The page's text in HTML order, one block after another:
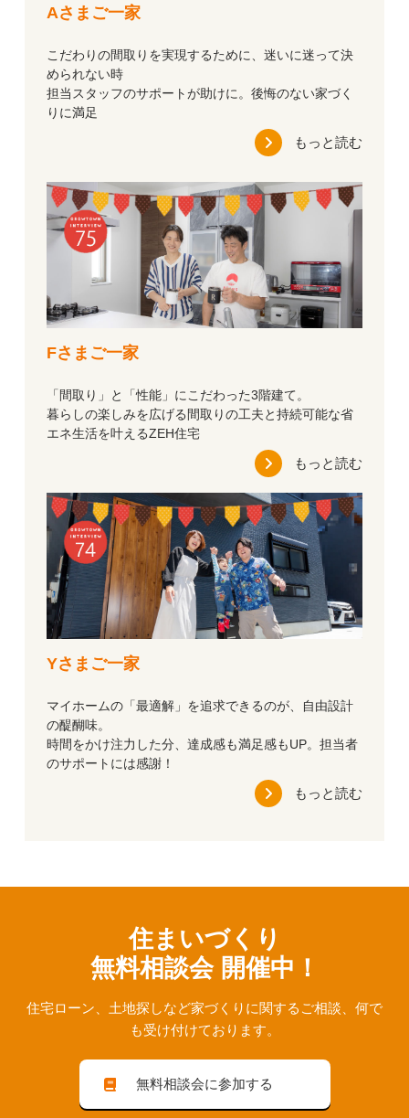
Aさまご一家
こだわりの間取りを実現するために、迷いに迷って決
められない時
担当スタッフのサポートが助けに。後悔のない家づく
りに満足
もっと読む
Fさまご一家
「間取り」と「性能」にこだわった3階建て。
暮らしの楽しみを広げる間取りの工夫と持続可能な省
エネ生活を叶えるZEH住宅
もっと読む
Yさまご一家
マイホームの「最適解」を追求できるのが、自由設計
の醍醐味。
時間をかけ注力した分、達成感も満足感もUP。担当者
のサポートには感謝！
もっと読む
住まいづくり
無料相談会 開催中！
住宅ローン、⼟地探しなど家づくりに関するご相談、 何で
も受け付けております。
無料相談会に参加する